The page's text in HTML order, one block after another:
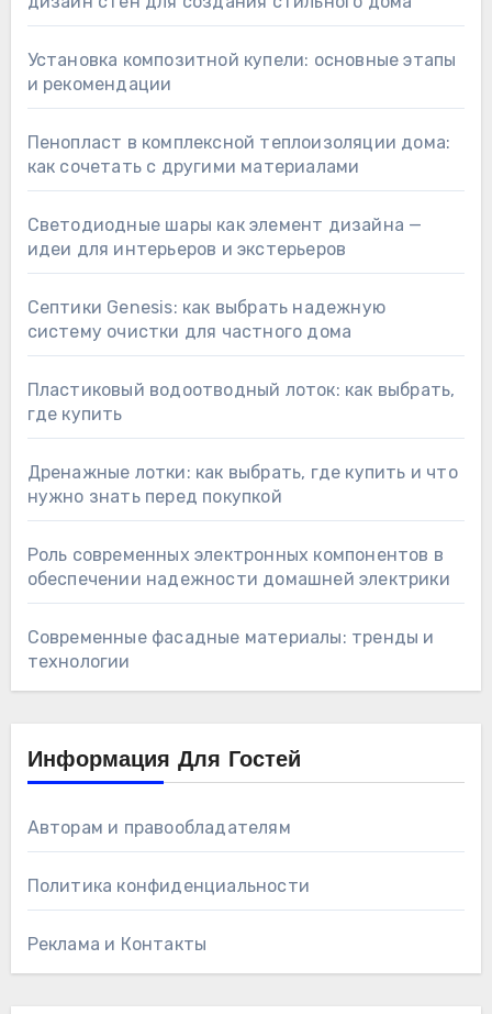
Установка композитной купели: основные этапы
и рекомендации
Пенопласт в комплексной теплоизоляции дома:
как сочетать с другими материалами
Светодиодные шары как элемент дизайна —
идеи для интерьеров и экстерьеров
Септики Genesis: как выбрать надежную
систему очистки для частного дома
Пластиковый водоотводный лоток: как выбрать,
где купить
Дренажные лотки: как выбрать, где купить и что
нужно знать перед покупкой
Роль современных электронных компонентов в
обеспечении надежности домашней электрики
Современные фасадные материалы: тренды и
технологии
Информация Для Гостей
Авторам и правообладателям
Политика конфиденциальности
Реклама и Контакты